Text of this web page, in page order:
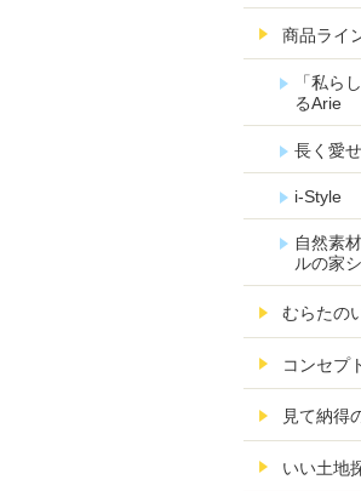
商品ライ
「私ら
るArie
長く愛
i-Style
自然素
ルの家
むらたの
コンセプ
見て納得
いい土地